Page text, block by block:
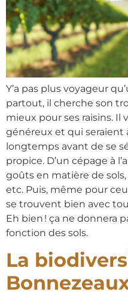
Y’a pas plus voyageur
partout, il cherche son
mieux pour ses raisins. Il
généreux et qui seraient
longtemps avant de se
propice. D’un cépage à
goûts en matière de
etc. Puis, même pour
se trouvent bien avec
Eh bien ! ça ne donnera
fonction des sols.
La